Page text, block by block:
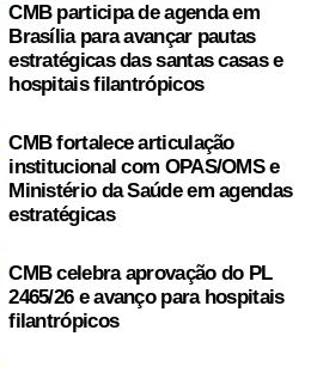
CMB participa de agenda em
Brasília para avançar pautas
estratégicas das santas casas e
hospitais filantrópicos
CMB fortalece articulação
institucional com OPAS/OMS e
Ministério da Saúde em agendas
estratégicas
CMB celebra aprovação do PL
2465/26 e avanço para hospitais
filantrópicos